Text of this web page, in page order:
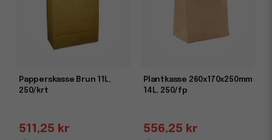
utan att kompromissa med funktionalitet.
förpackningslösning.
Förslutningsbara plastpåsar för kontor och
Papperskasse Brun 11L,
250/krt
511,25 kr
Plantkasse 260x170x250mm
14L, 250/fp
556,25 kr